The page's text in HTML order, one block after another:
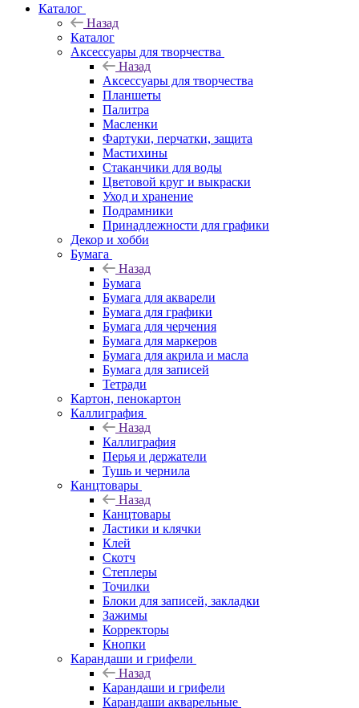
Каталог
Назад
Каталог
Аксессуары для творчества
Назад
Аксессуары для творчества
Планшеты
Палитра
Масленки
Фартуки, перчатки, защита
Мастихины
Стаканчики для воды
Цветовой круг и выкраски
Уход и хранение
Подрамники
Принадлежности для графики
Декор и хобби
Бумага
Назад
Бумага
Бумага для акварели
Бумага для графики
Бумага для черчения
Бумага для маркеров
Бумага для акрила и масла
Бумага для записей
Тетради
Картон, пенокартон
Каллиграфия
Назад
Каллиграфия
Перья и держатели
Тушь и чернила
Канцтовары
Назад
Канцтовары
Ластики и клячки
Клей
Скотч
Степлеры
Точилки
Блоки для записей, закладки
Зажимы
Корректоры
Кнопки
Карандаши и грифели
Назад
Карандаши и грифели
Карандаши акварельные